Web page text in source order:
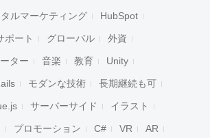
ルマーケティング HubSpot
ポート グローバル 外資
ター 音楽 教育 Unity
モダンな技術 長期継続も可
サーバーサイド イラスト
プロモーション C# VR AR